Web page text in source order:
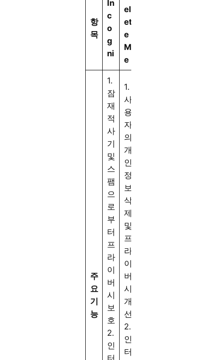
항
목
In
c
o
g
ni
el
et
e
M
e
주
요
기
능
1.
잠
재
적
사
기
및
스
팸
으
로
부
터
프
라
이
버
시
보
호
2.
인
터
1.
사
용
자
의
개
인
정
보
삭
제
및
프
라
이
버
시
개
선
2.
인
터